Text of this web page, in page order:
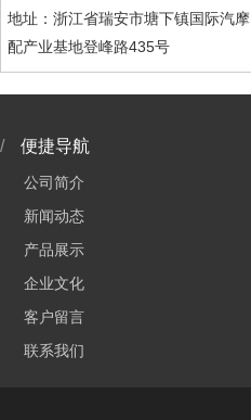
地址：浙江省瑞安市塘下镇国际汽摩
配产业基地登峰路435号
/ 便捷导航
公司简介
新闻动态
产品展示
企业文化
客户留言
联系我们